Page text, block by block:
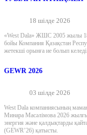
18 шілде 2026
«West Dala» ЖШС 2005 жылы
бойы Компания Қазақстан
жетекші орынға ие болып келеді.
GEWR 2026
03 шілде 2026
West Dala компаниясының
Минара Масәлімова 2026
энергия және қалдықтарды
(GEWR’26) қатысты.